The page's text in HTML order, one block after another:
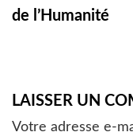
de l’Humanité
LAISSER UN
Votre adresse e-